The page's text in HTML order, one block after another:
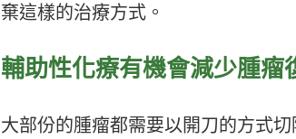
棄這樣的治療方式。
輔助性化療有機會減少腫瘤
大部份的腫瘤都需要以開刀的方式